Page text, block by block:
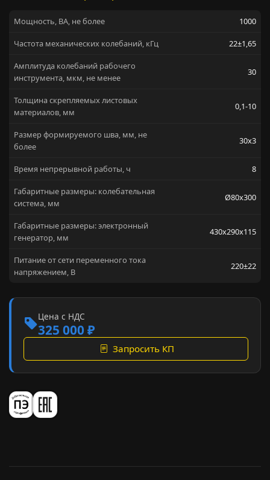
Мощность, ВА, не более 1000
Частота механических колебаний, кГц 22±1,65
Амплитуда колебаний рабочего
инструмента, мкм, не менее
30
Толщина скрепляемых листовых
материалов, мм
0,1-10
Размер формируемого шва, мм, не
более
30х3
Время непрерывной работы, ч 8
Габаритные размеры: колебательная
система, мм
Ø80х300
Габаритные размеры: электронный
генератор, мм
430х290х115
Питание от сети переменного тока
напряжением, В
220±22
Цена с НДС
325 000 ₽
Запросить КП